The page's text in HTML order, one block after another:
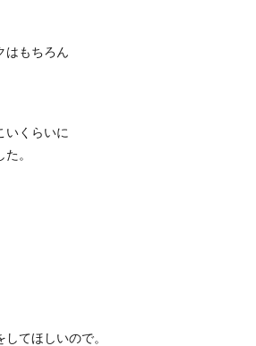
はもちろん
いくらいに
。
てほしいので。